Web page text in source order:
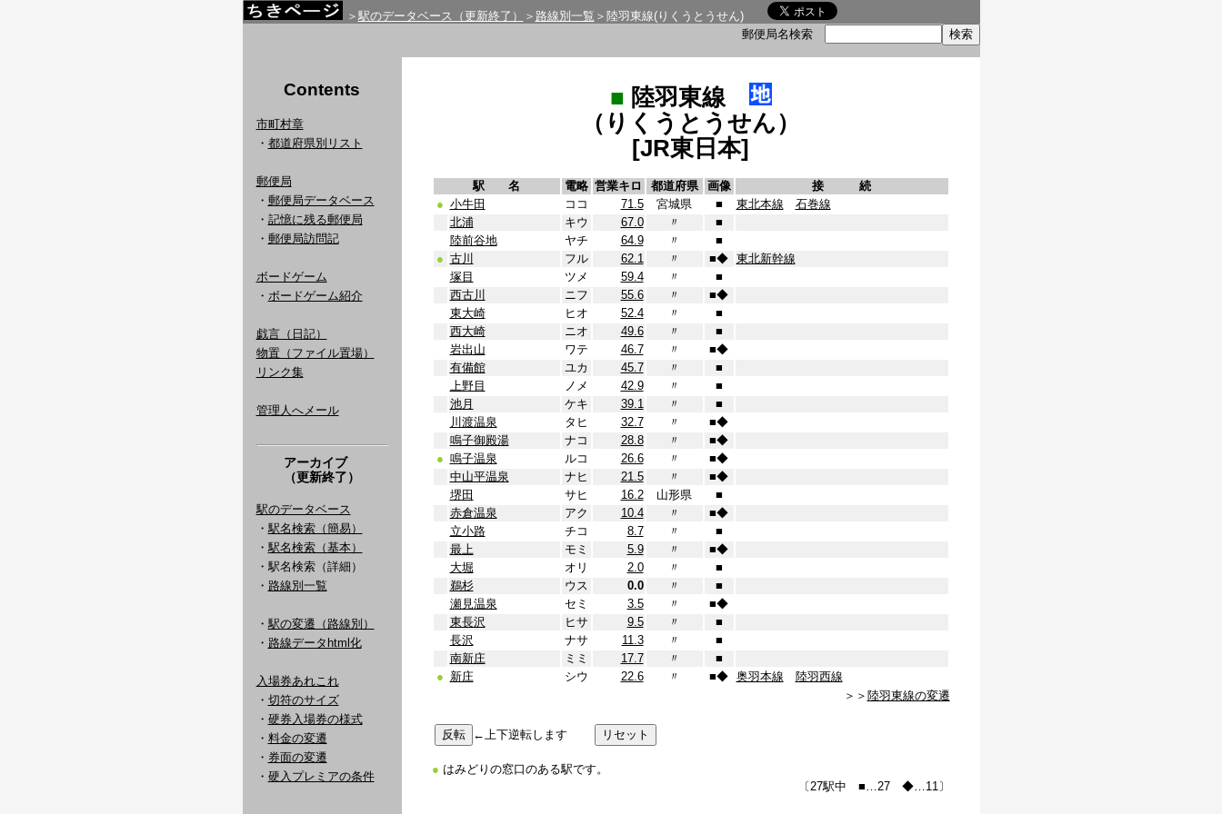
＞ 駅のデータベース（更新終了） ＞ 路線別一覧 ＞陸羽東線(りくうとうせん)
郵便局名検索
Contents
市町村章
・ 都道府県別リスト
郵便局
・ 郵便局データベース
・ 記憶に残る郵便局
・ 郵便局訪問記
ボードゲーム
・ ボードゲーム紹介
戯言（日記）
物置（ファイル置場）
リンク集
管理人へメール
アーカイブ
（更新終了）
駅のデータベース
・ 駅名検索（簡易）
・ 駅名検索（基本）
・駅名検索（詳細）
・ 路線別一覧
・ 駅の変遷（路線別）
・ 路線データhtml化
入場券あれこれ
・ 切符のサイズ
・ 硬券入場券の様式
・ 料金の変遷
・ 券面の変遷
・ 硬入プレミアの条件
■ 陸羽東線
（りくうとうせん）
[JR東日本]
駅 名 電略 営業キロ 都道府県 画像
接 続
● 小牛田 ココ 71.5 宮城県 ■ 東北本線
石巻線
北浦
キウ 67.0 〃
■
陸前谷地
ヤチ 64.9 〃
■
● 古川 フル 62.1 〃 ■◆ 東北新幹線
塚目
ツメ 59.4 〃
■
西古川
ニフ 55.6 〃 ■◆
東大崎
ヒオ 52.4 〃
■
西大崎
ニオ 49.6 〃
■
岩出山
ワテ 46.7 〃 ■◆
有備館
ユカ 45.7 〃
■
上野目
ノメ 42.9 〃
■
池月
ケキ 39.1 〃
■
川渡温泉
タヒ 32.7 〃 ■◆
鳴子御殿湯
ナコ 28.8 〃 ■◆
● 鳴子温泉 ルコ 26.6 〃 ■◆
中山平温泉
ナヒ 21.5 〃 ■◆
堺田
サヒ 16.2 山形県
■
赤倉温泉
アク 10.4 〃 ■◆
立小路
チコ 8.7 〃
■
最上
モミ 5.9 〃 ■◆
大堀
オリ 2.0 〃
■
鵜杉
ウス 0.0 〃
■
瀬見温泉
セミ 3.5 〃 ■◆
東長沢
ヒサ 9.5 〃
■
長沢
ナサ 11.3 〃
■
南新庄
ミミ 17.7 〃
■
● 新庄 シウ 22.6 〃 ■◆ 奥羽本線
陸羽西線
＞＞ 陸羽東線の変遷
←上下逆転します
● はみどりの窓口のある駅です。
〔27駅中 ■…27 ◆…11〕